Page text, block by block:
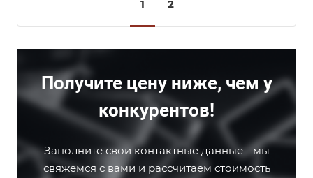
1 2
Получите цену ниже, чем у
конкурентов!
Заполните свои контактные данные - мы
свяжемся с вами и рассчитаем стоимость